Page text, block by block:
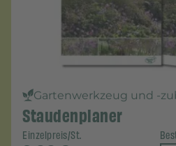
Gartenwerkzeug und -
Staudenplaner
Einzelpreis/St.